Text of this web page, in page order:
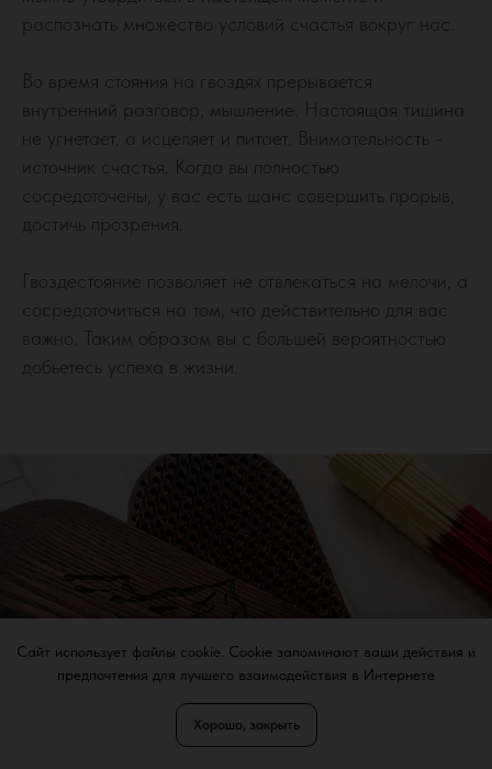
распознать множество условий счастья вокруг нас.
Во время стояния на гвоздях прерывается
внутренний разговор, мышление. Настоящая тишина
не угнетает, а исцеляет и питает. Внимательность -
источник счастья. Когда вы полностью
сосредоточены, у вас есть шанс совершить прорыв,
достичь прозрения.
Гвоздестояние позволяет не отвлекаться на мелочи, а
сосредоточиться на том, что действительно для вас
важно. Таким образом вы с большей вероятностью
добьетесь успеха в жизни.
Сайт использует файлы cookie. Cookie запоминают ваши действия и
предпочтения для лучшего взаимодействия в Интернете
Хорошо, закрыть